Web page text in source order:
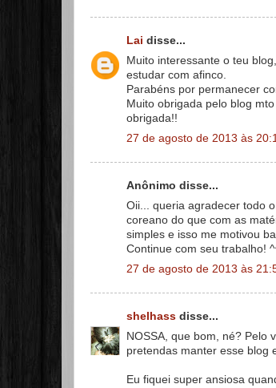
Lai disse...
Muito interessante o teu
estudar com afinco.
Parabéns por permanecer
Muito obrigada pelo blog
obrigada!!
27 de agosto de 2013 às
Anônimo disse...
Oii... queria agradecer todo
coreano do que com as
simples e isso me motivou
Continue com seu trabalho!
27 de agosto de 2013 às
shelhass disse...
NOSSA, que bom, né? Pelo
pretendas manter esse blog
Eu fiquei super ansiosa